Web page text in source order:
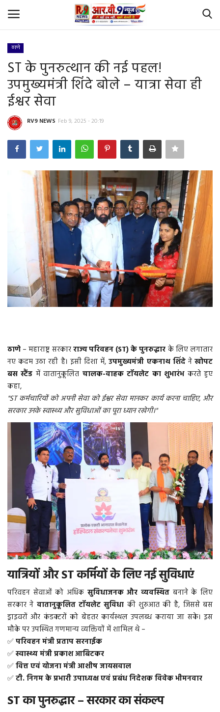
Register
Home
Id Card Verification
About Us
Contact
YouTube
अंतरराष्ट्रीय
दिल्ली
उत्तर प्रदेश
व्यापार/रोजगार
महाराष्ट्र
More
बिहार
संस्कृति, धर्म और आस्था
राशिफल
ठाणे
ST के पुनरुत्थान की नई पहल!
उपमुख्यमंत्री शिंदे बोले – यात्रा सेवा ही
ईश्वर सेवा
RV9 NEWS Feb 9, 2025 - 20:19
ठाणे – महाराष्ट्र सरकारराज्य परिवहन (ST) के पुनरुद्धार के लिए लगातार
नए कदम उठा रही है। इसी दिशा में,उपमुख्यमंत्री एकनाथ शिंदेनेखोपट
बस स्टैंड में वातानुकूलित चालक-वाहक टॉयलेट का शुभारंभकरते हुए
कहा,
"ST कर्मचारियों को अपनी सेवा को ईश्वर सेवा मानकर कार्य करना चाहिए, और
सरकार उनके स्वास्थ्य और सुविधाओं का पूरा ध्यान रखेगी।"
यात्रियों और ST कर्मियों के लिए नई सुविधाएं
परिवहन सेवाओं को अधिक सुविधाजनक और व्यवस्थित बनाने के लिए
सरकार ने वातानुकूलित टॉयलेट सुविधा की शुरुआत की है, जिससे बस
ड्राइवरों और कंडक्टरों को बेहतर कार्यस्थल उपलब्ध कराया जा सके। इस
मौके पर उपस्थित गणमान्य व्यक्तियों में शामिल थे –
✅परिवहन मंत्री प्रताप सरनाईक
✅स्वास्थ्य मंत्री प्रकाश आबिटकर
✅वित्त एवं योजना मंत्री आशीष जायसवाल
✅टी. निगम के प्रभारी उपाध्यक्ष एवं प्रबंध निदेशक विवेक भीमनवार
ST का पुनरुद्धार – सरकार का संकल्प